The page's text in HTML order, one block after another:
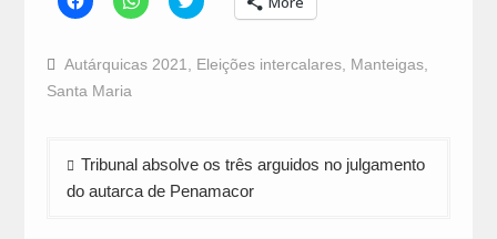
to
Facebook
(Opens
in
new
to
WhatsApp
(Opens
to
Twitter
(Opens
Autárquicas 2021 Eleições intercalares, Manteigas,
Santa Maria
Navegação
de
Tribunal absolve os três arguidos no julgamento
do autarca de Penamacor